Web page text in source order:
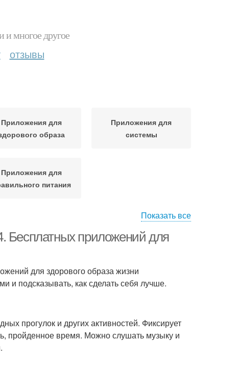
и многое другое
отзывы
Приложения для
образа
Приложения для
системы
Приложения для
питания
Показать все
Бесплатных приложений для
для здорового образа жизни
и подсказывать, как сделать себя лучше.
прогулок и других активностей. Фиксирует
пройденное время. Можно слушать музыку и